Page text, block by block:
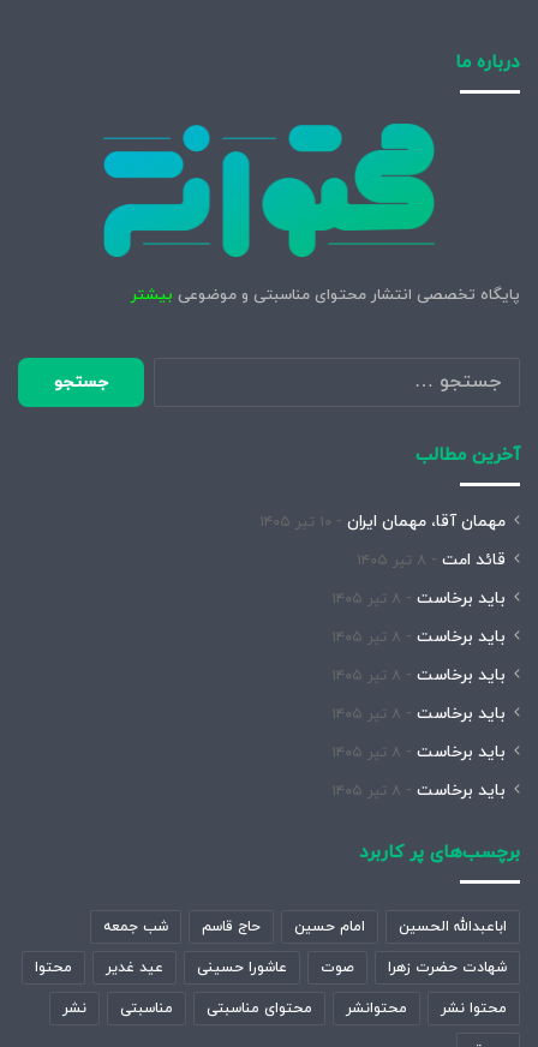
درباره ما
پایگاه تخصصی انتشار محتوای مناسبتی و موضوعی بیشتر
جستجو
برای:
آخرین مطالب
مهمان آقا، مهمان ایران ۱۰ تیر ۱۴۰۵
قائد امت ۸ تیر ۱۴۰۵
باید برخاست ۸ تیر ۱۴۰۵
باید برخاست ۸ تیر ۱۴۰۵
باید برخاست ۸ تیر ۱۴۰۵
باید برخاست ۸ تیر ۱۴۰۵
باید برخاست ۸ تیر ۱۴۰۵
باید برخاست ۸ تیر ۱۴۰۵
برچسب‌های پر کاربرد
اباعبدالله الحسین امام حسین حاج قاسم شب جمعه
شهادت حضرت زهرا صوت عاشورا حسینی عید غدیر محتوا
محتوا نشر محتوانشر محتوای مناسبتی مناسبتی نشر